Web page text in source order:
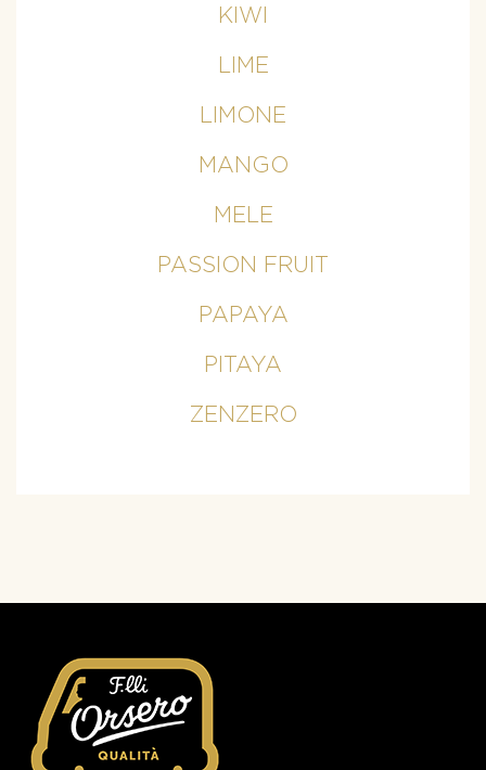
KIWI
LIME
LIMONE
MANGO
MELE
PASSION FRUIT
PAPAYA
PITAYA
ZENZERO